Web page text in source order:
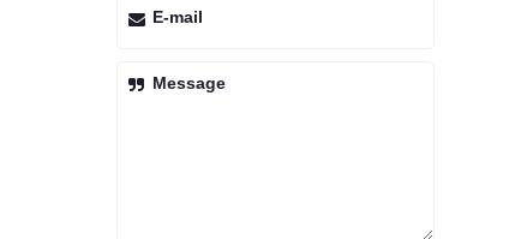
E-mail
Message